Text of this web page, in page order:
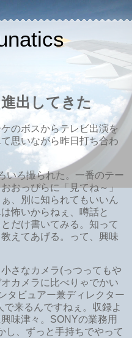
出してきた
のボスからテレビ出演を
思いながら昨日打ち合わ
いろ撮られた。一番のテー
おっぴらに「見てね～」
、別に知られてもいいん
怖いからねぇ、噂話と
だけ書いてみる。知って
えてあげる。って、興味
さなカメラ(っつってもや
カメラに比べりゃでかい
タビュアー兼ディレクター
来るんですねぇ。収録よ
味津々。SONYの業務用
し、ずっと手持ちでやって